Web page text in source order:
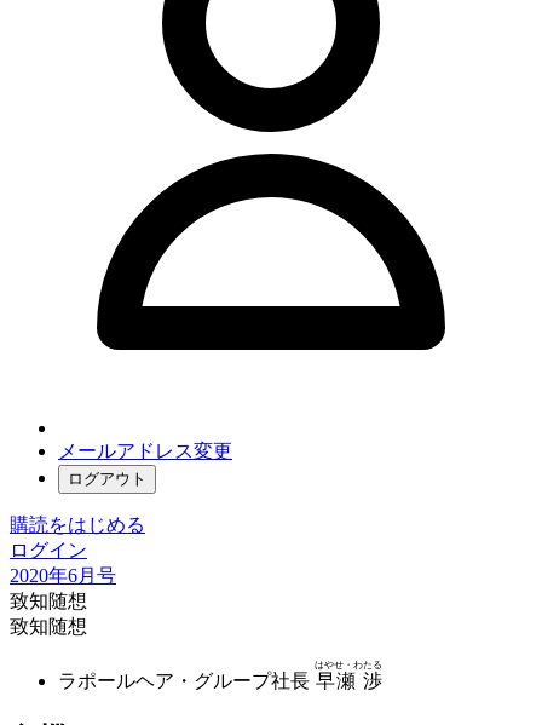
メールアドレス変更
ログアウト
購読をはじめる
ログイン
2020年6月号
致知随想
致知随想
ラポールヘア・グループ社長 早瀬 渉
はやせ・わたる